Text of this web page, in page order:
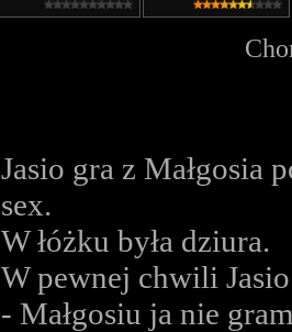
Jasio gra z Małgosia
sex.
W łóżku była dziura.
W pewnej chwili
- Małgosiu ja nie